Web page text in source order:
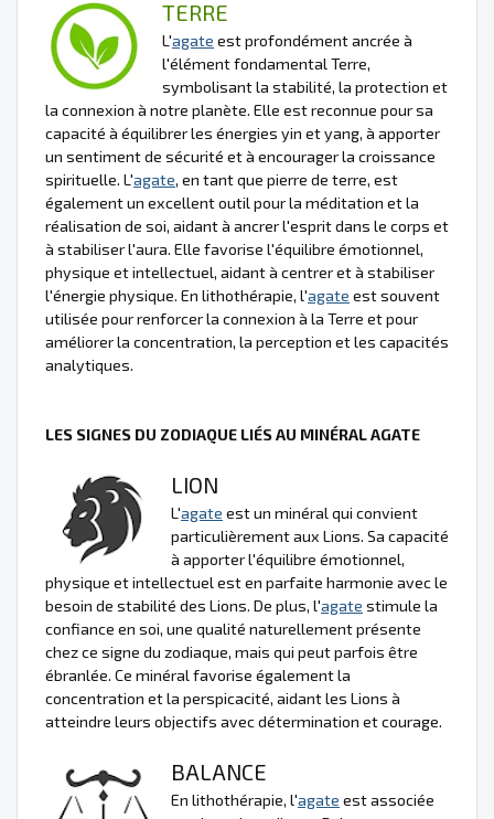
TERRE
L'agate est profondément ancrée à
l'élément fondamental Terre,
symbolisant la stabilité, la protection et
la connexion à notre planète. Elle est reconnue pour sa
capacité à équilibrer les énergies yin et yang, à apporter
un sentiment de sécurité et à encourager la croissance
spirituelle. L'agate, en tant que pierre de terre, est
également un excellent outil pour la méditation et la
réalisation de soi, aidant à ancrer l'esprit dans le corps et
à stabiliser l'aura. Elle favorise l'équilibre émotionnel,
physique et intellectuel, aidant à centrer et à stabiliser
l'énergie physique. En lithothérapie, l'agate est souvent
utilisée pour renforcer la connexion à la Terre et pour
améliorer la concentration, la perception et les capacités
analytiques.
LES SIGNES DU ZODIAQUE LIÉS AU MINÉRAL AGATE
LION
L'agate est un minéral qui convient
particulièrement aux Lions. Sa capacité
à apporter l'équilibre émotionnel,
physique et intellectuel est en parfaite harmonie avec le
besoin de stabilité des Lions. De plus, l'agate stimule la
confiance en soi, une qualité naturellement présente
chez ce signe du zodiaque, mais qui peut parfois être
ébranlée. Ce minéral favorise également la
concentration et la perspicacité, aidant les Lions à
atteindre leurs objectifs avec détermination et courage.
BALANCE
En lithothérapie, l'agate est associée